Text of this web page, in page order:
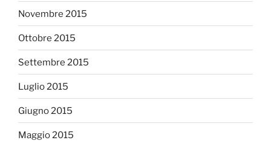
Novembre 2015
Ottobre 2015
Settembre 2015
Luglio 2015
Giugno 2015
Maggio 2015